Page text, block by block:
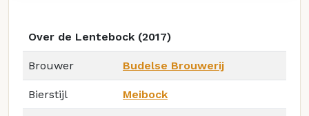
Over de Lentebock (2017)
Brouwer Budelse Brouwerij
Bierstijl Meibock